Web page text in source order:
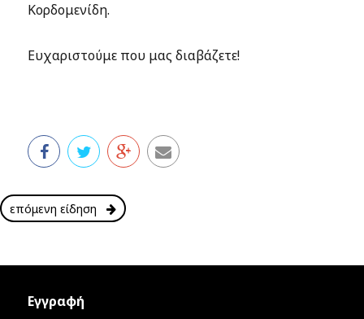
Κορδομενίδη.
Ευχαριστούμε που μας διαβάζετε!
επόμενη είδηση
Εγγραφή